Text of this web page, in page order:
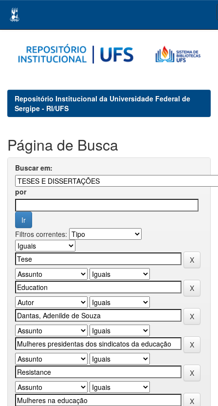
navigation
Repositório Institucional da Universidade Federal de
Sergipe - RI/UFS
Página de Busca
Buscar em:
por
Filtros correntes: